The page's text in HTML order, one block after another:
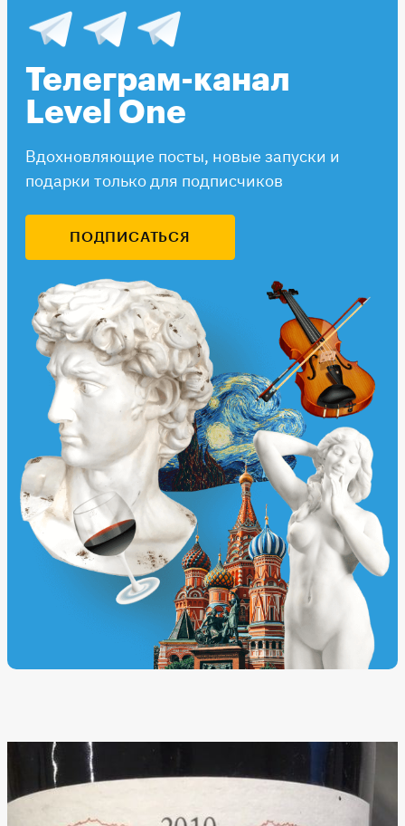
Телеграм-канал
Level One
Вдохновляющие посты, новые запуски и
подарки только для подписчиков
ПОДПИСАТЬСЯ